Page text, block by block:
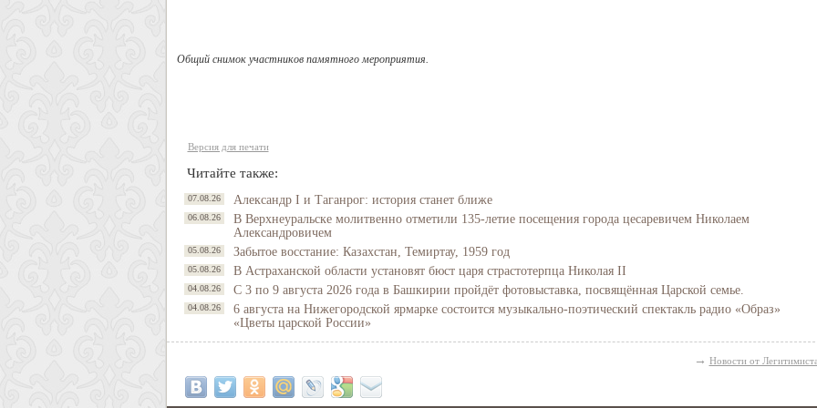
Общий снимок участников памятного мероприятия.
Версия для печати
Читайте также:
07.08.26 Александр I и Таганрог: история станет ближе
06.08.26
В Верхнеуральске молитвенно отметили 135-летие посещения города цесаревичем Николаем
Александровичем
05.08.26 Забытое восстание: Казахстан, Темиртау, 1959 год
05.08.26 В Астраханской области установят бюст царя страстотерпца Николая II
04.08.26 С 3 по 9 августа 2026 года в Башкирии пройдёт фотовыставка, посвящённая Царской семье.
04.08.26
6 августа на Нижегородской ярмарке состоится музыкально-поэтический спектакль радио «Образ»
«Цветы царской России»
→ Новости от